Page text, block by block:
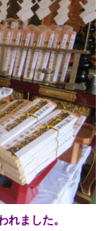
れました。